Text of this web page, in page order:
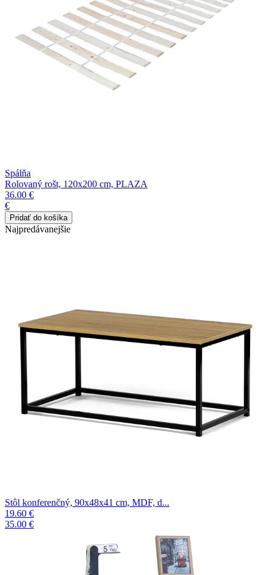
Spálňa
Rolovaný rošt, 120x200 cm, PLAZA
36.00 €
€
Najpredávanejšie
Stôl konferenčný, 90x48x41 cm, MDF, d...
19.60 €
35.00 €